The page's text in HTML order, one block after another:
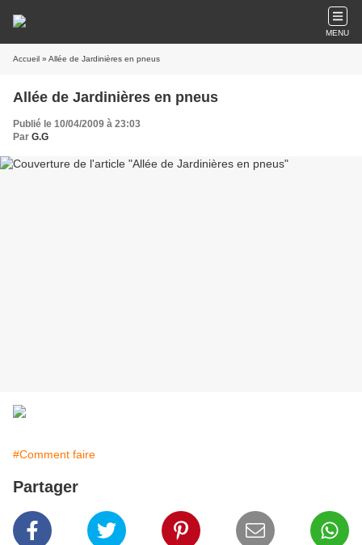
MENU
Accueil » Allée de Jardinières en pneus
Allée de Jardinières en pneus
Publié le 10/04/2009 à 23:03
Par G.G
#Comment faire
Partager